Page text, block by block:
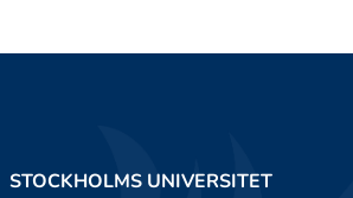
STOCKHOLMS UNIVERSITET